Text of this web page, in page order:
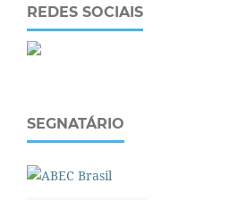
REDES SOCIAIS
SEGNATÁRIO